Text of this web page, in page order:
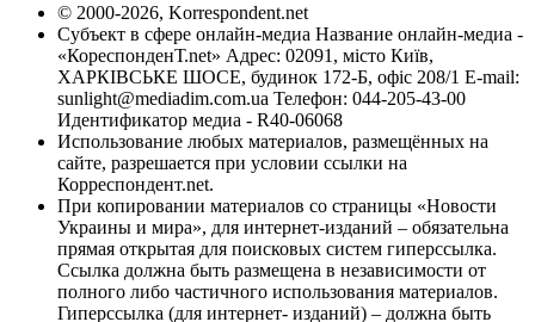
© 2000-2026, Korrespondent.net
Субъект в сфере онлайн-медиа Название онлайн-медиа -
«КореспонденТ.net» Адрес: 02091, місто Київ,
ХАРКІВСЬКЕ ШОСЕ, будинок 172-Б, офіс 208/1 E-mail:
sunlight@mediadim.com.ua Телефон: 044-205-43-00
Идентификатор медиа - R40-06068
Использование любых материалов, размещённых на
сайте, разрешается при условии ссылки на
Корреспондент.net.
При копировании материалов со страницы «Новости
Украины и мира», для интернет-изданий – обязательна
прямая открытая для поисковых систем гиперссылка.
Ссылка должна быть размещена в независимости от
полного либо частичного использования материалов.
Гиперссылка (для интернет- изданий) – должна быть